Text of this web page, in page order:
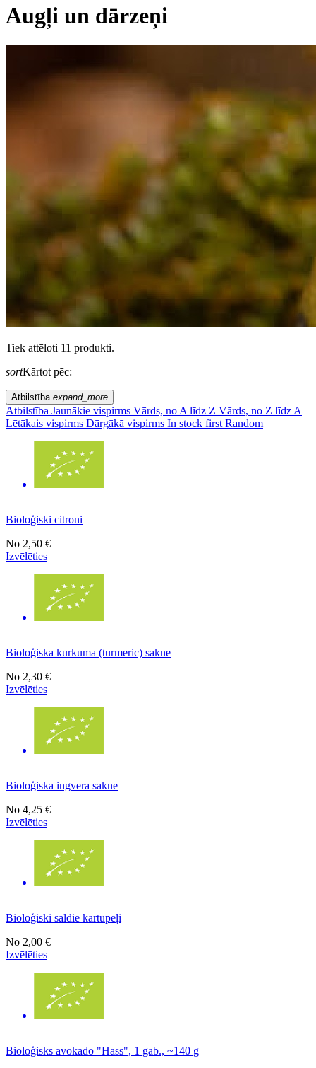
ES lauksaimniecība?
Augļi un dārzeņi
Tiek attēloti 11 produkti.
sortKārtot pēc:
Atbilstība expand_more
Atbilstība Jaunākie vispirms Vārds, no A līdz Z Vārds, no Z līdz A
Lētākais vispirms Dārgākā vispirms In stock first Random
Bioloģiski citroni
No 2,50 €
Izvēlēties
Bioloģiska kurkuma (turmeric) sakne
No 2,30 €
Izvēlēties
Bioloģiska ingvera sakne
No 4,25 €
Izvēlēties
Bioloģiski saldie kartupeļi
No 2,00 €
Izvēlēties
Bioloģisks avokado "Hass", 1 gab., ~140 g